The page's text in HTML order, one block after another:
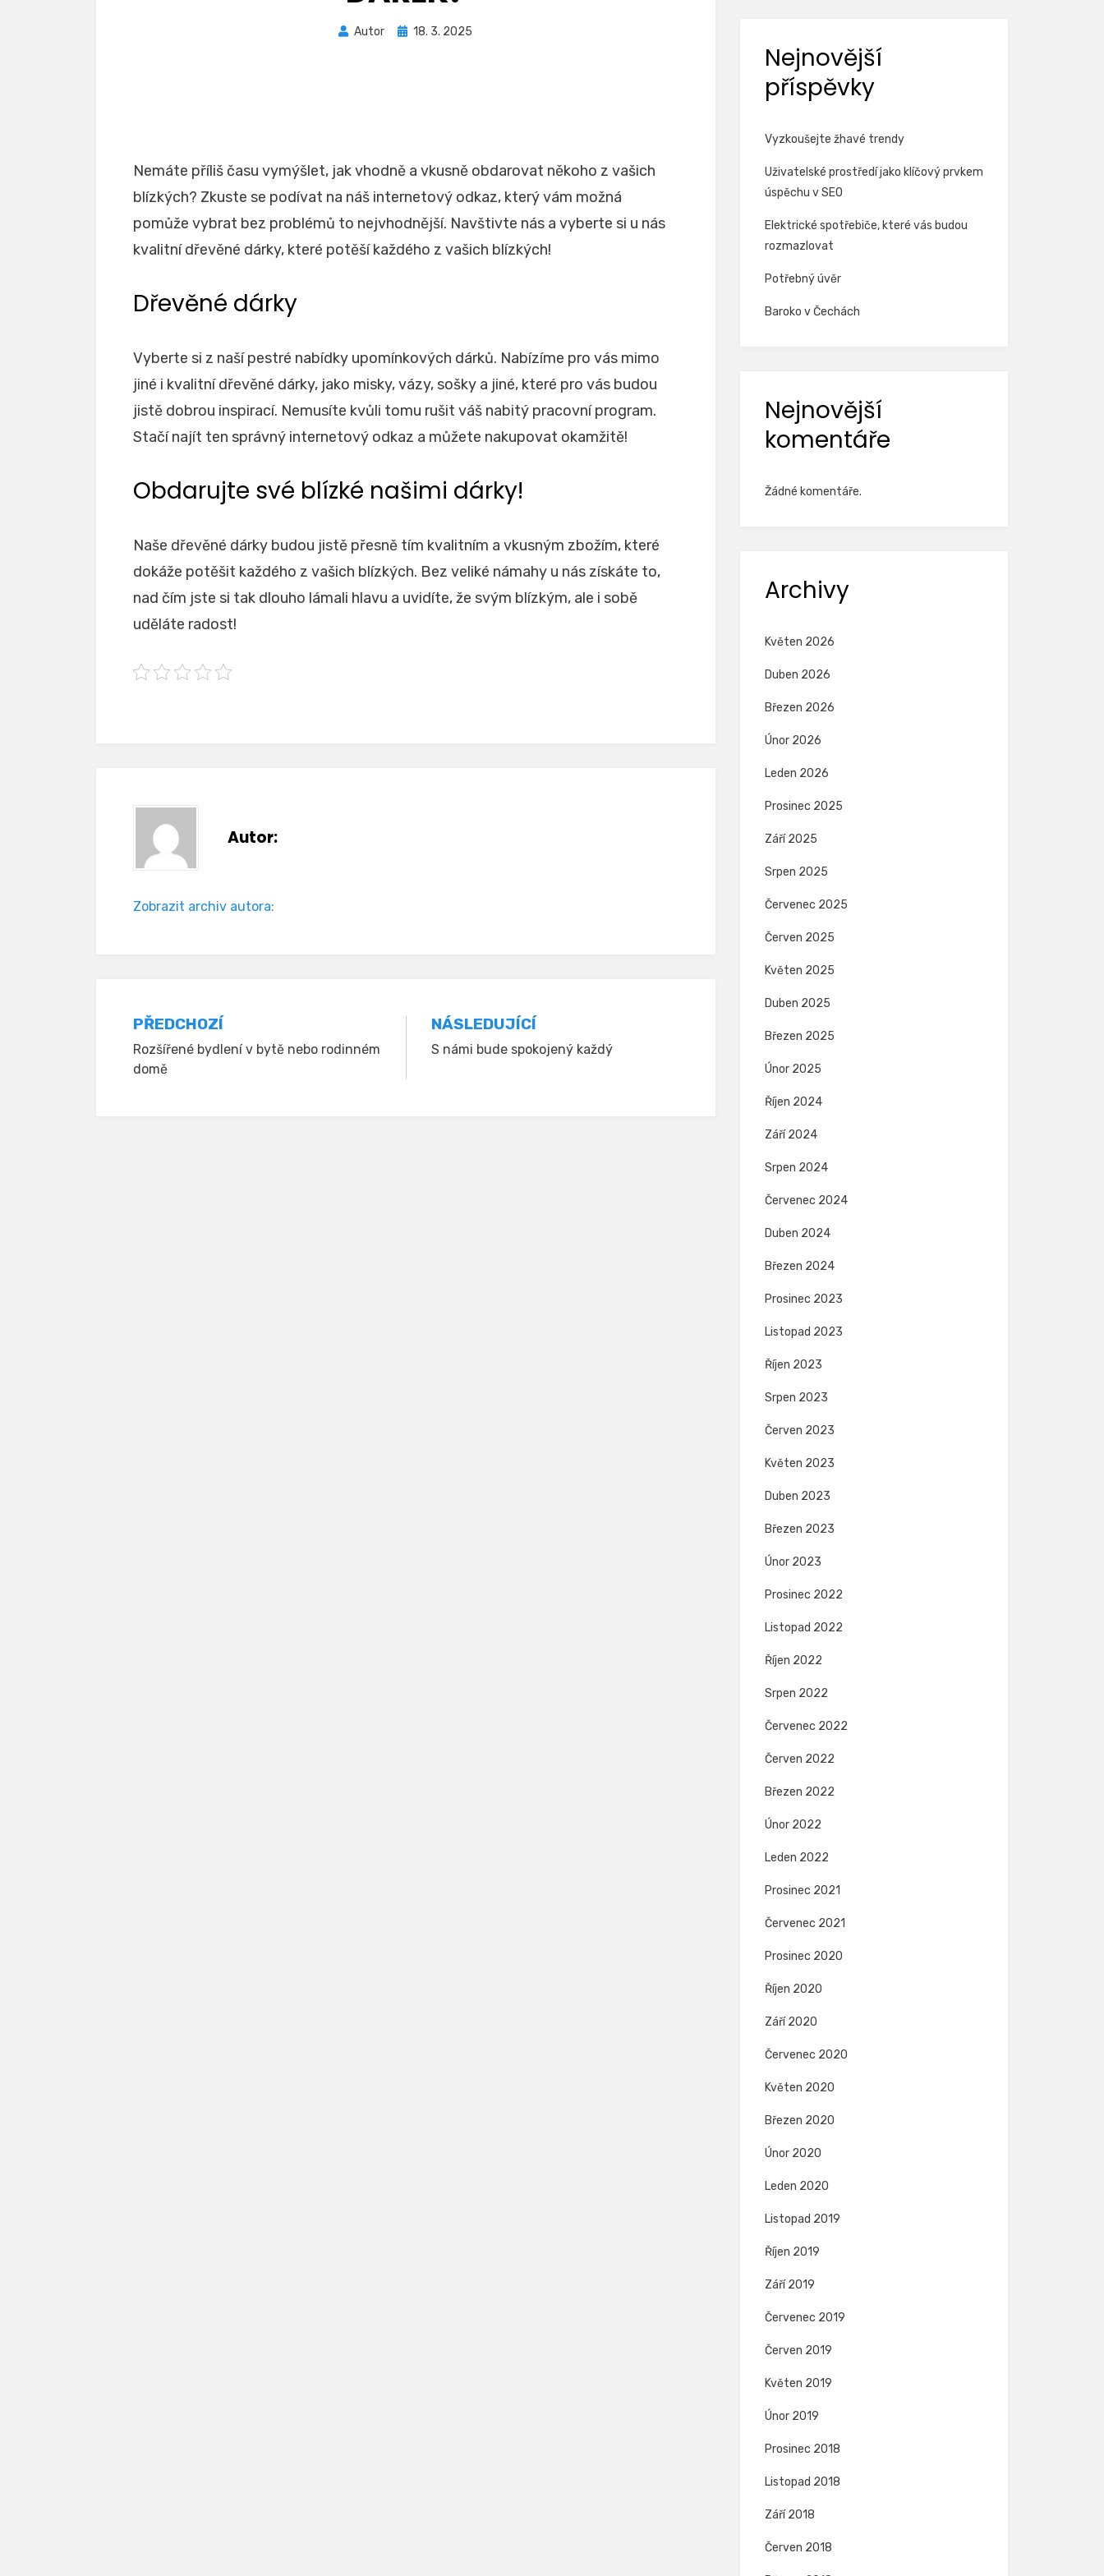
Autor
Zveřejněno
18. 3. 2025
Nemáte příliš času vymýšlet, jak vhodně a vkusně obdarovat někoho z vašich
blízkých? Zkuste se podívat na náš internetový odkaz, který vám možná
pomůže vybrat bez problémů to nejvhodnější. Navštivte nás a vyberte si u nás
kvalitní dřevěné dárky, které potěší každého z vašich blízkých!
Dřevěné dárky
Vyberte si z naší pestré nabídky upomínkových dárků. Nabízíme pro vás mimo
jiné i kvalitní dřevěné dárky, jako misky, vázy, sošky a jiné, které pro vás budou
jistě dobrou inspirací. Nemusíte kvůli tomu rušit váš nabitý pracovní program.
Stačí najít ten správný internetový odkaz a můžete nakupovat okamžitě!
Obdarujte své blízké našimi dárky!
Naše dřevěné dárky budou jistě přesně tím kvalitním a vkusným zbožím, které
dokáže potěšit každého z vašich blízkých. Bez veliké námahy u nás získáte to,
nad čím jste si tak dlouho lámali hlavu a uvidíte, že svým blízkým, ale i sobě
uděláte radost!
Autor:
Zobrazit archiv autora:
Navigace
pro
PŘEDCHOZÍ
Rozšířené bydlení v bytě nebo rodinném
domě
NÁSLEDUJÍCÍ
S námi bude spokojený každý
Nejnovější
příspěvky
Vyzkoušejte žhavé trendy
Uživatelské prostředí jako klíčový prvkem
úspěchu v SEO
Elektrické spotřebiče, které vás budou
rozmazlovat
Potřebný úvěr
Baroko v Čechách
Nejnovější
komentáře
Žádné komentáře.
Archivy
Květen 2026
Duben 2026
Březen 2026
Únor 2026
Leden 2026
Prosinec 2025
Září 2025
Srpen 2025
Červenec 2025
Červen 2025
Květen 2025
Duben 2025
Březen 2025
Únor 2025
Říjen 2024
Září 2024
Srpen 2024
Červenec 2024
Duben 2024
Březen 2024
Prosinec 2023
Listopad 2023
Říjen 2023
Srpen 2023
Červen 2023
Květen 2023
Duben 2023
Březen 2023
Únor 2023
Prosinec 2022
Listopad 2022
Říjen 2022
Srpen 2022
Červenec 2022
Červen 2022
Březen 2022
Únor 2022
Leden 2022
Prosinec 2021
Červenec 2021
Prosinec 2020
Říjen 2020
Září 2020
Červenec 2020
Květen 2020
Březen 2020
Únor 2020
Leden 2020
Listopad 2019
Říjen 2019
Září 2019
Červenec 2019
Červen 2019
Květen 2019
Únor 2019
Prosinec 2018
Listopad 2018
Září 2018
Červen 2018